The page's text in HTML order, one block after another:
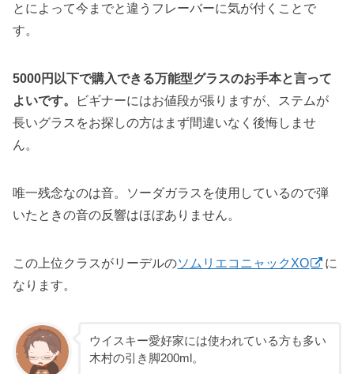
とによって今までと違うフレーバーに気が付くことで
す。
5000円以下で購入できる万能型グラスのお手本と言って
よいです。
ビギナーにはお値段が張りますが、ステムが
長いグラスをお探しの方はまず間違いなく後悔しませ
ん。
唯一残念なのは音。ソーダガラスを使用しているので弾
いたときの音の反響はほぼありません。
この上位クラスがリーデルのソムリエコニャックXO
に
なります。
ウイスキー愛好家には使われている方も多い
木村の引き脚200ml。